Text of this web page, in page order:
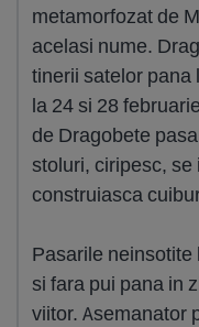
metamorfozat de
acelasi nume.
tinerii satelor pana
la 24 si 28
de Dragobete
stoluri, ciripesc,
construiasca
Pasarile
si fara pui pana in
viitor. Asemanator